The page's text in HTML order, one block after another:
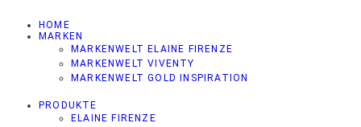
HOME
MARKEN
MARKENWELT ELAINE FIRENZE
MARKENWELT VIVENTY
MARKENWELT GOLD INSPIRATION
PRODUKTE
ELAINE FIRENZE